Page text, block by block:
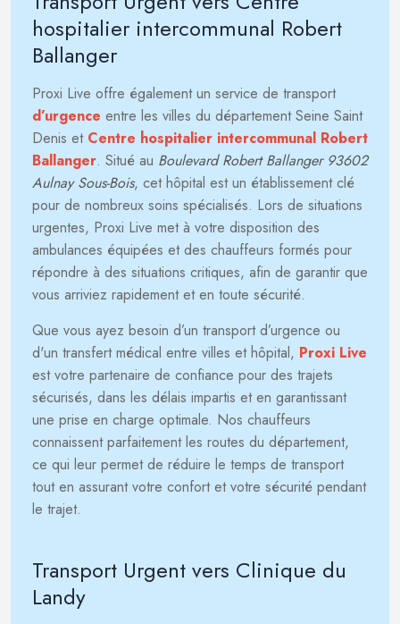
hospitalier intercommunal Robert
Ballanger
Proxi Live offre également un service de transport
d’urgence entre les villes du département Seine Saint
Denis et Centre hospitalier intercommunal Robert
Ballanger. Situé au Boulevard Robert Ballanger 93602
Aulnay Sous-Bois, cet hôpital est un établissement clé
pour de nombreux soins spécialisés. Lors de situations
urgentes, Proxi Live met à votre disposition des
ambulances équipées et des chauffeurs formés pour
répondre à des situations critiques, afin de garantir que
vous arriviez rapidement et en toute sécurité.
Que vous ayez besoin d’un transport d’urgence ou
d'un transfert médical entre villes et hôpital, Proxi Live
est votre partenaire de confiance pour des trajets
sécurisés, dans les délais impartis et en garantissant
une prise en charge optimale. Nos chauffeurs
connaissent parfaitement les routes du département,
ce qui leur permet de réduire le temps de transport
tout en assurant votre confort et votre sécurité pendant
le trajet.
Transport Urgent vers Clinique du
Landy